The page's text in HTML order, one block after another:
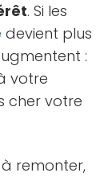
. Si les
devient plus
:
votre
cher votre
remonter,